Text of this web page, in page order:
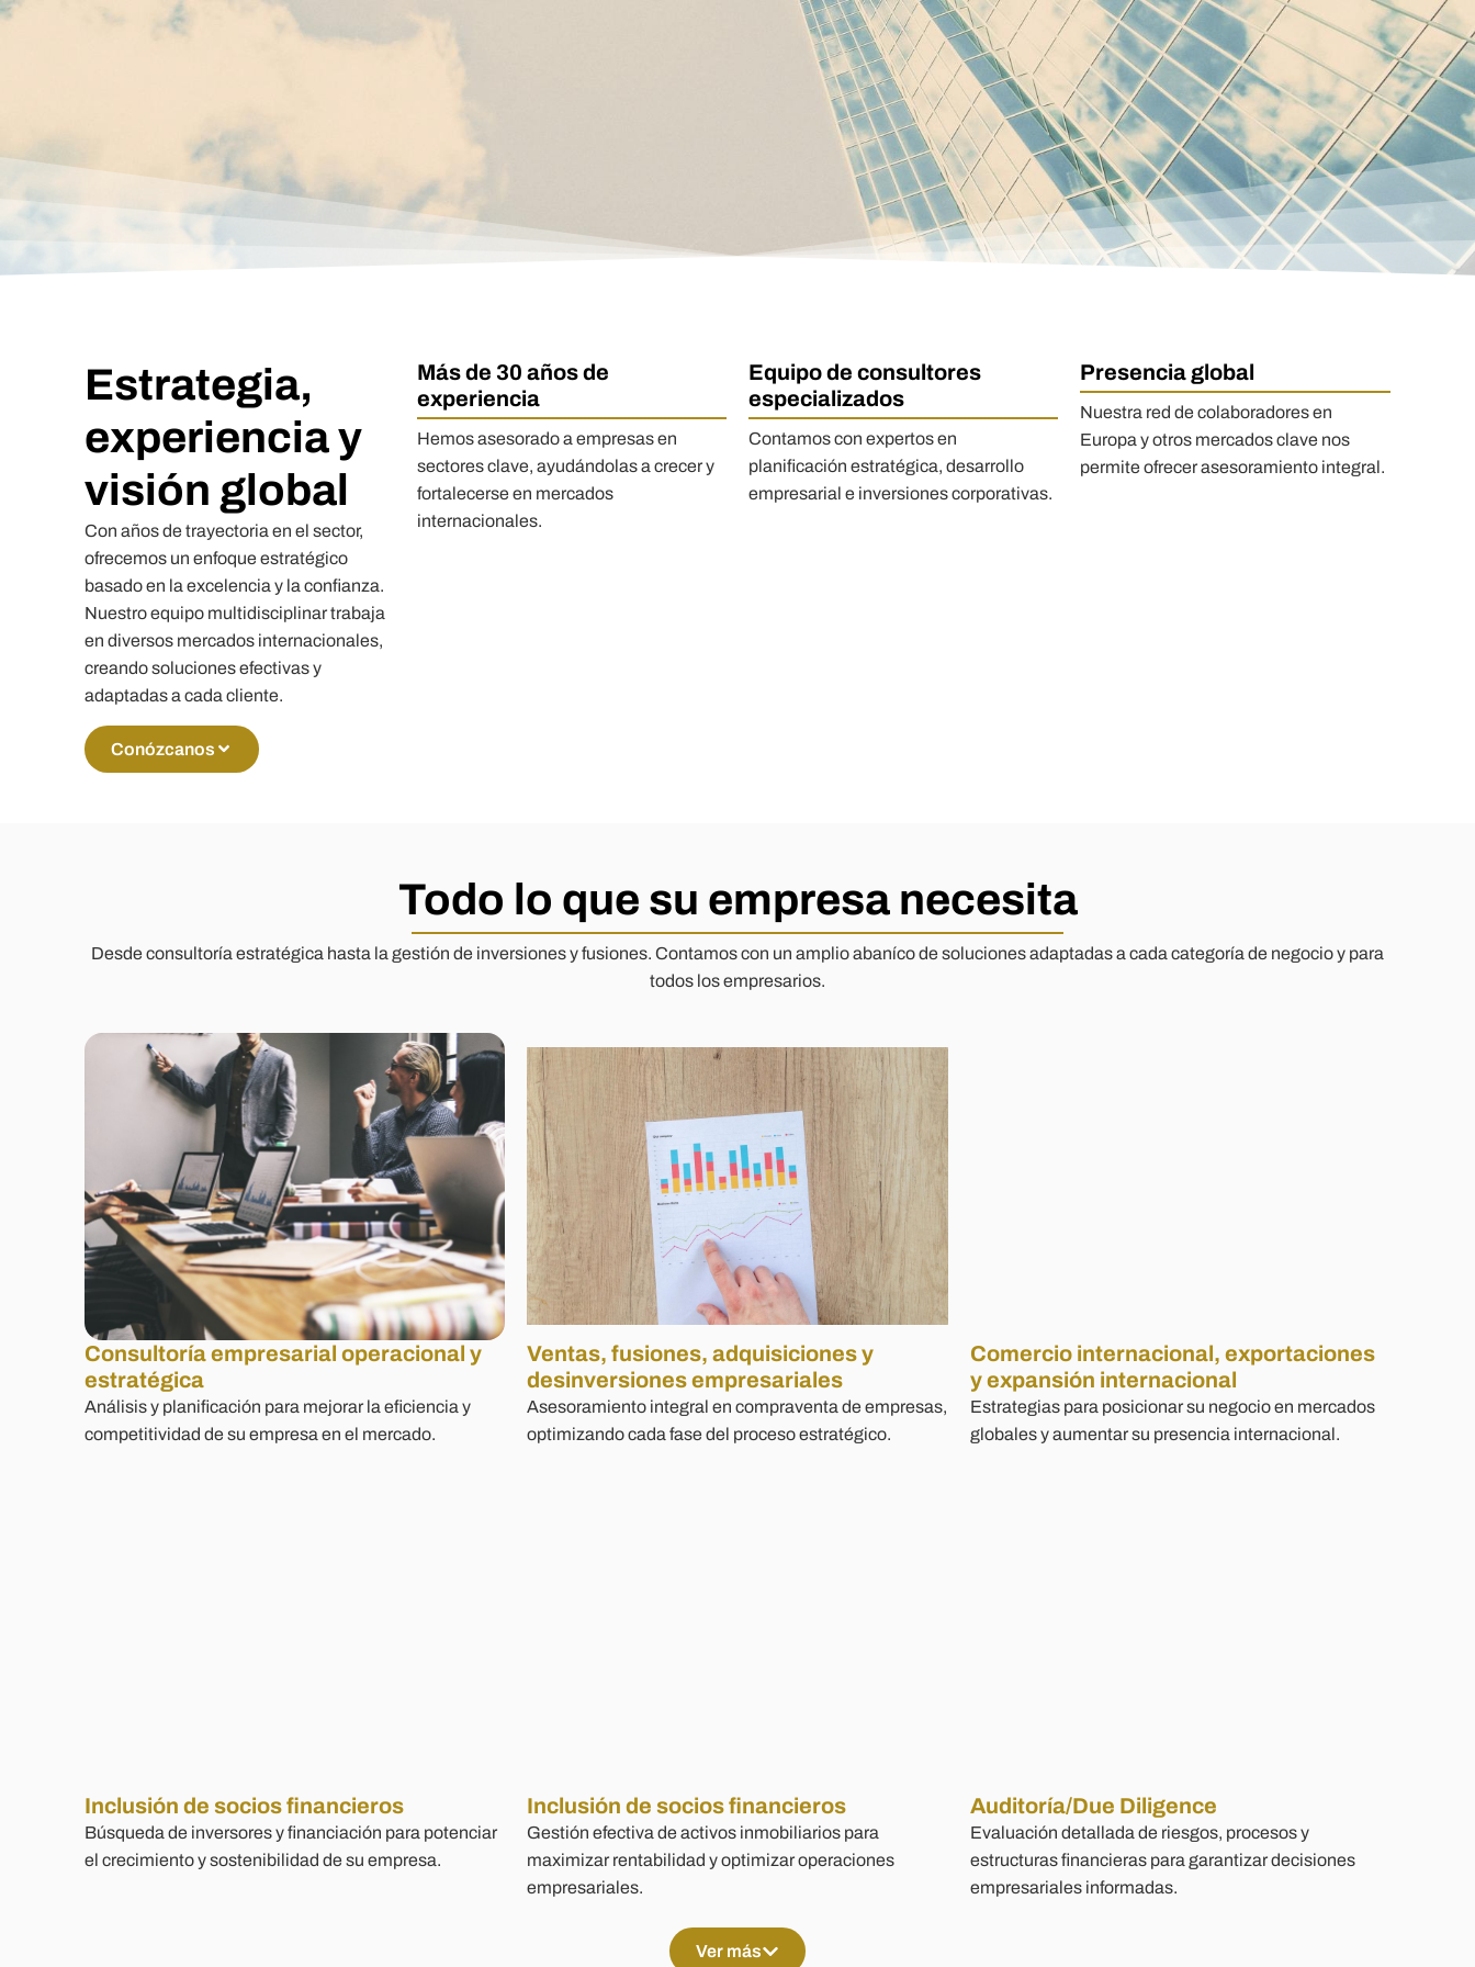
Estrategia,
experiencia y
visión global
Con años de trayectoria en el sector,
ofrecemos un enfoque estratégico
basado en la excelencia y la confianza.
Nuestro equipo multidisciplinar trabaja
en diversos mercados internacionales,
creando soluciones efectivas y
adaptadas a cada cliente.
Conózcanos
Más de 30 años de
experiencia
Hemos asesorado a empresas en
sectores clave, ayudándolas a crecer y
fortalecerse en mercados
internacionales.
Equipo de consultores
especializados
Contamos con expertos en
planificación estratégica, desarrollo
empresarial e inversiones corporativas.
Presencia global
Nuestra red de colaboradores en
Europa y otros mercados clave nos
permite ofrecer asesoramiento integral.
Todo lo que su empresa necesita
Desde consultoría estratégica hasta la gestión de inversiones y fusiones. Contamos con un amplio abaníco de soluciones adaptadas a cada categoría de negocio y para
todos los empresarios.
Consultoría empresarial operacional y
estratégica
Análisis y planificación para mejorar la eficiencia y
competitividad de su empresa en el mercado.
Ventas, fusiones, adquisiciones y
desinversiones empresariales
Asesoramiento integral en compraventa de empresas,
optimizando cada fase del proceso estratégico.
Comercio internacional, exportaciones
y expansión internacional
Estrategias para posicionar su negocio en mercados
globales y aumentar su presencia internacional.
Inclusión de socios financieros
Búsqueda de inversores y financiación para potenciar
el crecimiento y sostenibilidad de su empresa.
Inclusión de socios financieros
Gestión efectiva de activos inmobiliarios para
maximizar rentabilidad y optimizar operaciones
empresariales.
Auditoría/Due Diligence
Evaluación detallada de riesgos, procesos y
estructuras financieras para garantizar decisiones
empresariales informadas.
Ver más